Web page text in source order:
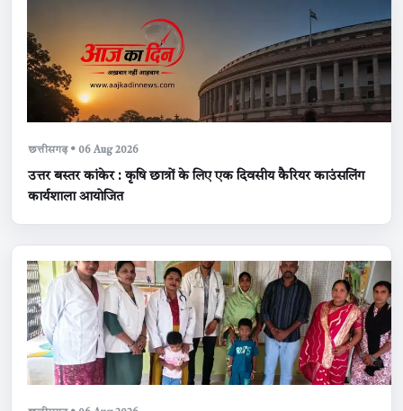
छत्तीसगढ़ • 06 Aug 2026
उत्तर बस्तर कांकेर : कृषि छात्रों के लिए एक दिवसीय कैरियर काउंसलिंग
कार्यशाला आयोजित